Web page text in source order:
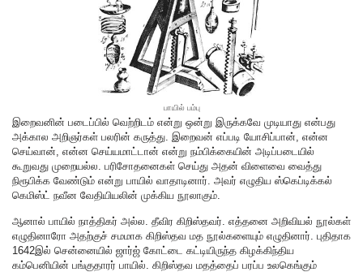
பாயில் பம்பு
இறைவனின் படைப்பில் வெற்றிடம் என்று ஒன்று இருக்கவே முடியாது என்பது
அக்கால அறிஞர்கள் பலரின் கருத்து. இறைவன் எப்படி யோசிப்பான், என்ன
செய்வான், என்ன செய்யமாட்டான் என்று நம்பிக்கையின் அடிப்படையில்
கூறுவது முறையல்ல. பரிசோதனைகள் செய்து அதன் விளைவை வைத்து
நிரூபிக்க வேண்டும் என்று பாயில் வாதாடினார். அவர் எழுதிய ஸ்கெப்டிக்கல்
கெமிஸ்ட் நவீன வேதியியலின் முக்கிய நூலாகும்.
ஆனால் பாயில் நாத்திகர் அல்ல. தீவிர கிறிஸ்தவர். எத்தனை அறிவியல் நூல்கள்
எழுதினாரோ அதற்குச் சமமாக கிறிஸ்தவ மத நூல்களையும் எழுதினார். புதிதாக
1642இல் சென்னையில் ஜார்ஜ் கோட்டை கட்டியிருந்த கிழக்கிந்திய
கம்பெனியின் பங்குதாரர் பாயில். கிறிஸ்தவ மதத்தைப் பரப்ப உலகெங்கும்